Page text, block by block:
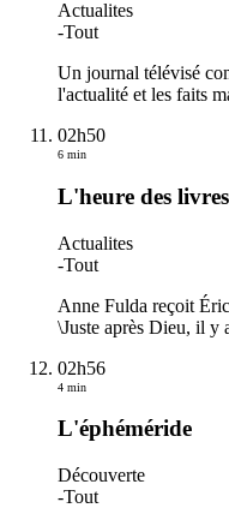
Actualites
-Tout
Un journal télévisé
l'actualité et les faits
02h50
6 min
L'heure des livres
Actualites
-Tout
Anne Fulda reçoit
\Juste après Dieu, il y
02h56
4 min
L'éphéméride
Découverte
-Tout